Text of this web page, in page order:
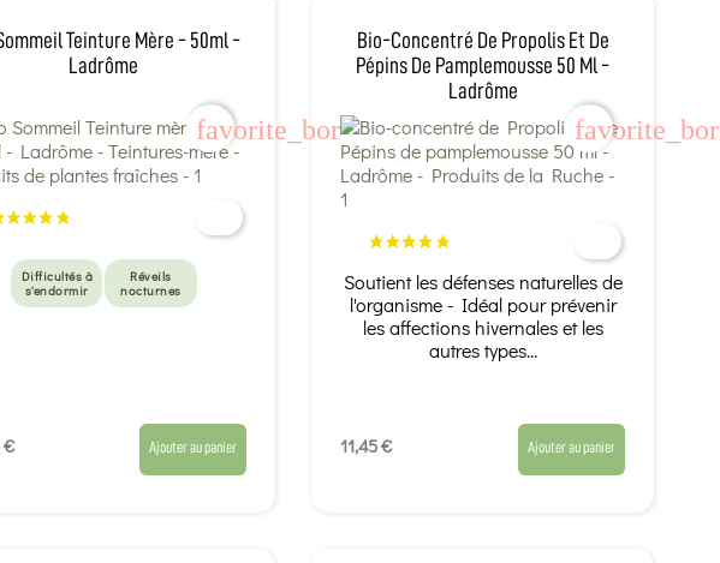
Teinture Mère - 50ml -
Ladrôme
Difficultés à
s'endormir
Réveils
nocturnes
€ Ajouter au panier
favorite_border
Bio-Concentré De Propolis Et De
Pépins De Pamplemousse 50 Ml -
Ladrôme
Soutient les défenses naturelles de
l'organisme - Idéal pour prévenir
les affections hivernales et les
autres types...
11,45 € Ajouter au panier